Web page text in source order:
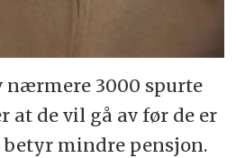
nærmere 3000 spurte
at de vil gå av før de er
betyr mindre pensjon.